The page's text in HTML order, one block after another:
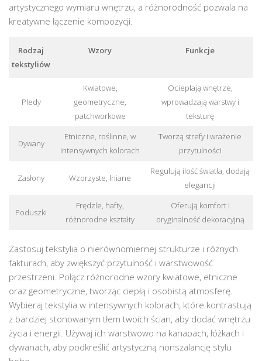
artystycznego wymiaru wnętrzu, a różnorodność pozwala na
kreatywne łączenie kompozycji.
Rodzaj
tekstyliów
Wzory Funkcje
Pledy
Kwiatowe,
geometryczne,
patchworkowe
Ocieplają wnętrze,
wprowadzają warstwy i
teksturę
Dywany
Etniczne, roślinne, w
intensywnych kolorach
Tworzą strefy i wrażenie
przytulności
Zasłony Wzorzyste, lniane
Regulują ilość światła, dodają
elegancji
Poduszki
Frędzle, hafty,
różnorodne kształty
Oferują komfort i
oryginalność dekoracyjną
Zastosuj tekstylia o nierównomiernej strukturze i różnych
fakturach, aby zwiększyć przytulność i warstwowość
przestrzeni. Połącz różnorodne wzory kwiatowe, etniczne
oraz geometryczne, tworząc ciepłą i osobistą atmosferę.
Wybieraj tekstylia w intensywnych kolorach, które kontrastują
z bardziej stonowanym tłem twoich ścian, aby dodać wnętrzu
życia i energii. Używaj ich warstwowo na kanapach, łóżkach i
dywanach, aby podkreślić artystyczną nonszalancję stylu